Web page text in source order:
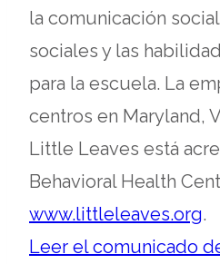
la comunicación
sociales y las
para la escuela. La
centros en Maryland,
Little Leaves está
Behavioral Health
www.littleleaves.org
in
.
Leer el comunicado